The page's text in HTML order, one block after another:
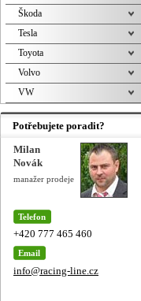
Škoda
Tesla
Toyota
Volvo
VW
Potřebujete poradit?
Milan
Novák
manažer prodeje
Telefon
+420 777 465 460
Email
info@racing-line.cz